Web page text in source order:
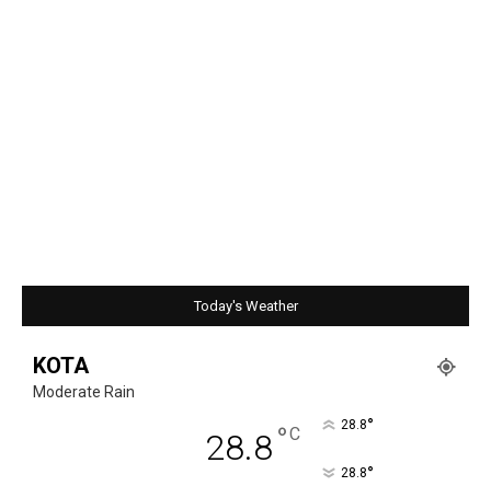
Today's Weather
KOTA
Moderate Rain
28.8°C 28.8°
28.8°